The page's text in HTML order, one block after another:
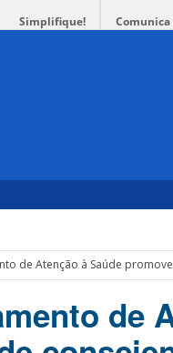
Simplifique! Comunica
de Atenção à Saúde
de